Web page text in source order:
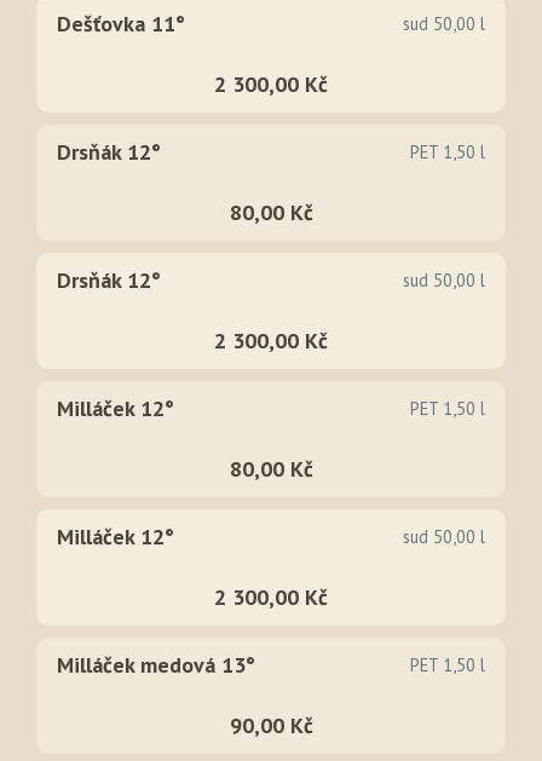
Dešťovka 11° sud 50,00 l
2 300,00 Kč
Drsňák 12° PET 1,50 l
80,00 Kč
Drsňák 12° sud 50,00 l
2 300,00 Kč
Milláček 12° PET 1,50 l
80,00 Kč
Milláček 12° sud 50,00 l
2 300,00 Kč
Milláček medová 13° PET 1,50 l
90,00 Kč